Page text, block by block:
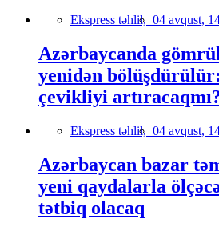
Ekspress təhlil, 04 avqust,
Azərbaycanda
yenidən
çevikliyi
Ekspress təhlil, 04 avqust,
Azərbaycan bazar
yeni qaydalarla
tətbiq olacaq